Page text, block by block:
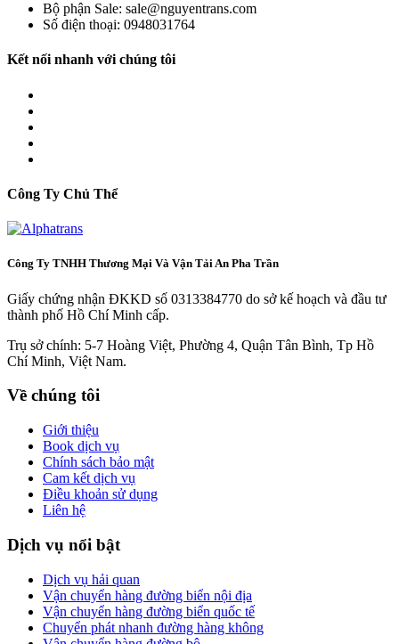
Bộ phận Sale: sale@nguyentrans.com
Số điện thoại: 0948031764
Kết nối nhanh với chúng tôi
Công Ty Chủ Thể
Công Ty TNHH Thương Mại Và Vận Tải An Pha Trần
Giấy chứng nhận ĐKKD số 0313384770 do sở kế hoạch và đầu tư
thành phố Hồ Chí Minh cấp.
Trụ sở chính: 5-7 Hoàng Việt, Phường 4, Quận Tân Bình, Tp Hồ
Chí Minh, Việt Nam.
Về chúng tôi
Giới thiệu
Book dịch vụ
Chính sách bảo mật
Cam kết dịch vụ
Điều khoản sử dụng
Liên hệ
Dịch vụ nổi bật
Dịch vụ hải quan
Vận chuyển hàng đường biển nội địa
Vận chuyển hàng đường biển quốc tế
Chuyển phát nhanh đường hàng không